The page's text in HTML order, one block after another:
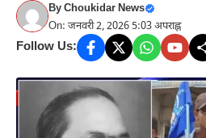
ByChoukidar News
On: जनवरी 2, 2026 5:03 अपराह्न
Follow Us: